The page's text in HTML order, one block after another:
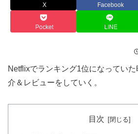
X Facebook
Pocket LINE
Netflixでランキング1位になってい
介＆レビューをしていく。
目次